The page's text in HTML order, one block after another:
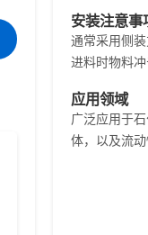
安装注意事
通常采用侧
进料时物料
应用领域
广泛应用于
体，以及流